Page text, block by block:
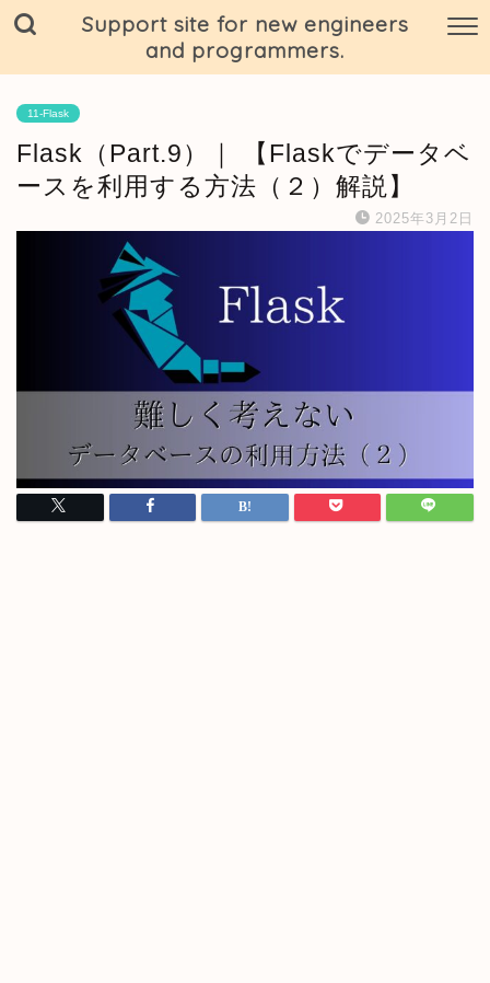
Support site for new engineers
and programmers.
11-Flask
Flask（Part.9）｜ 【Flaskでデータベ
ースを利用する方法（２）解説】
2025年3月2日